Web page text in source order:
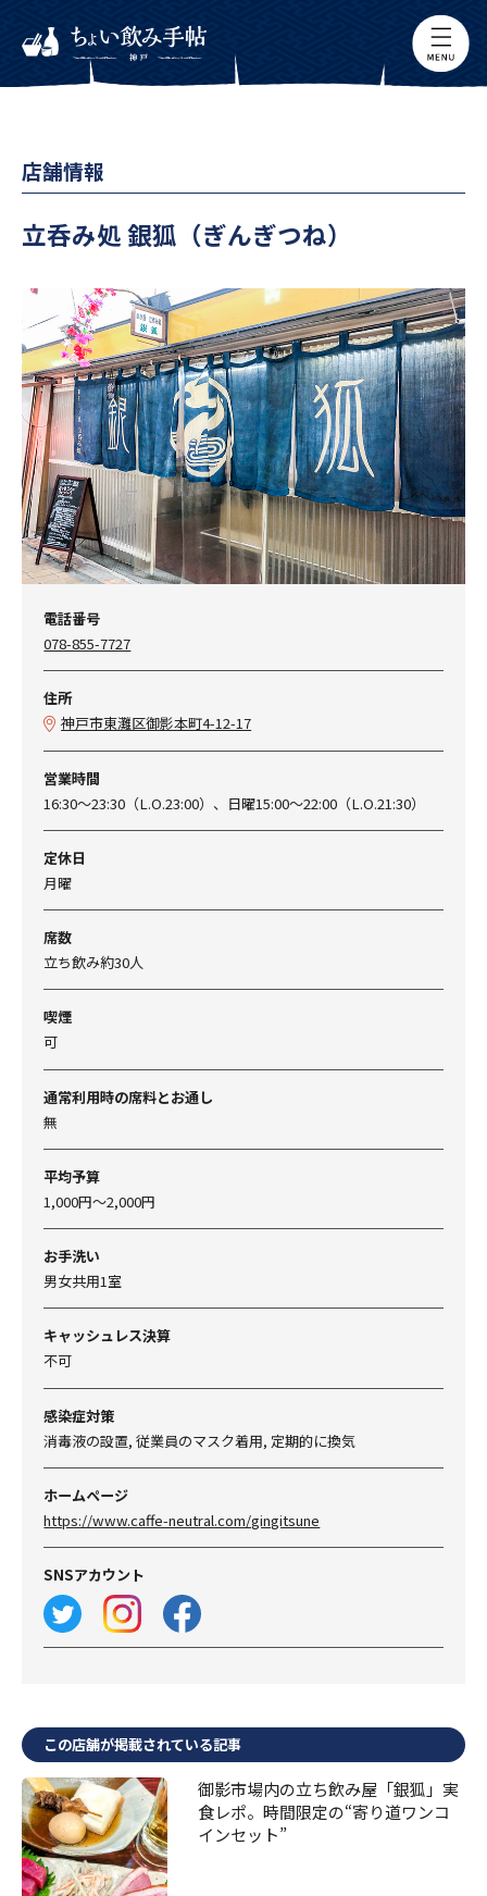
店舗情報
立呑み処 銀狐（ぎんぎつね）
電話番号
​078-855-7727
住所
神戸市東灘区御影本町4-12-17
営業時間
16:30〜23:30（L.O.23:00）、日曜15:00〜22:00（L.O.21:30）
定休日
月曜
席数
立ち飲み約30人
喫煙
可
通常利用時の席料とお通し
無
平均予算
1,000円～2,000円
お手洗い
男女共用1室
キャッシュレス決算
不可
感染症対策
消毒液の設置, 従業員のマスク着用, 定期的に換気
ホームページ
https://www.caffe-neutral.com/gingitsune
SNSアカウント
この店舗が掲載されている記事
御影市場内の立ち飲み屋「銀狐」実
食レポ。時間限定の“寄り道ワンコ
インセット”